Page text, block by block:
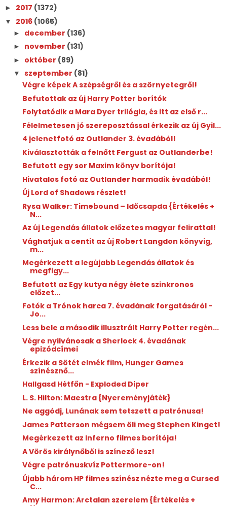
► 2017 (1372)
▼ 2016 (1065)
► december (136)
► november (131)
► október (89)
▼ szeptember (81)
Végre képek A szépségről és a szörnyetegről!
Befutottak az új Harry Potter borítók
Folytatódik a Mara Dyer trilógia, és itt az első r...
Félelmetesen jó szereposztással érkezik az új Gyil...
4 jelenetfotó az Outlander 3. évadából!
Kiválasztották a felnőtt Fergust az Outlanderbe!
Befutott egy sor Maxim könyv borítója!
Hivatalos fotó az Outlander harmadik évadából!
Új Lord of Shadows részlet!
Rysa Walker: Timebound ​– Időcsapda {Értékelés +
N...
Az új Legendás állatok előzetes magyar felirattal!
Vághatjuk a centit az új Robert Langdon könyvig,
m...
Megérkezett a legújabb Legendás állatok és
megfigy...
Befutott az Egy kutya négy élete szinkronos
előzet...
Fotók a Trónok harca 7. évadának forgatásáról -
Jo...
Less bele a második illusztrált Harry Potter regén...
Végre nyilvánosak a Sherlock 4. évadának
epizódcímei
Érkezik a Sötét elmék film, Hunger Games
színésznő...
Hallgasd Hétfőn - Exploded Diper
L. S. Hilton: Maestra {Nyereményjáték}
Ne aggódj, Lunának sem tetszett a patrónusa!
James Patterson mégsem öli meg Stephen Kinget!
Megérkezett az Inferno filmes borítója!
A Vörös királynőből is színező lesz!
Végre patrónuskvíz Pottermore-on!
Újabb három HP filmes színész nézte meg a Cursed
C...
Amy Harmon: Arctalan ​szerelem {Értékelés +